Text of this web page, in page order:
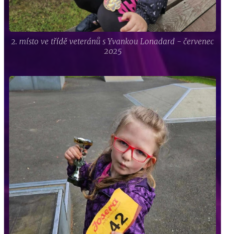
2. místo ve třídě veteránů s Yvankou Lonadard - červenec
2025